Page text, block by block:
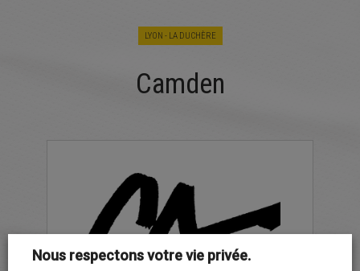
LE PROJET SPORTIF
LE PROJET SOCIO-ÉDUCATIF
LYON - LA DUCHÈRE
Camden
Nous respectons votre vie privée.